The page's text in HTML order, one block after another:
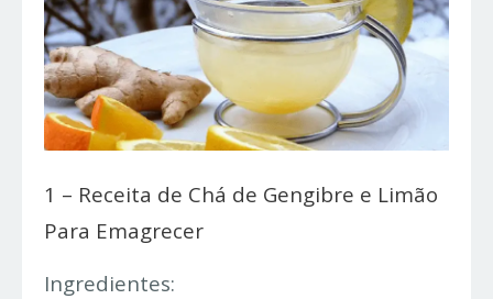
1 – Receita de Chá de Gengibre e Limão
Para Emagrecer
Ingredientes: